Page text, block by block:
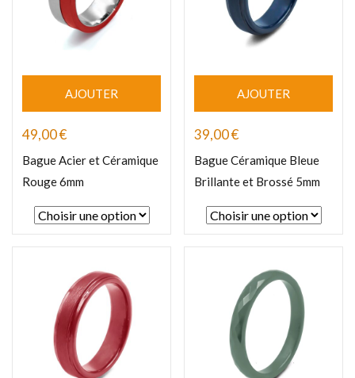
AJOUTER
49,00€
Bague Acier et Céramique
Rouge 6mm
AJOUTER
39,00€
Bague Céramique Bleue
Brillante et Brossé 5mm